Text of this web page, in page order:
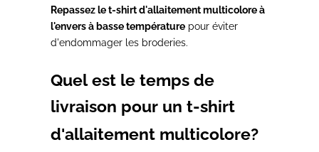
Repassez le t-shirt d'allaitement multicolore à
l'envers à basse température pour éviter
d'endommager les broderies.
Quel est le temps de
livraison pour un t-shirt
d'allaitement multicolore?